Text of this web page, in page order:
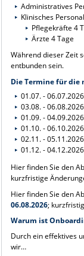
Administratives
Klinisches Personal
Pflegekräfte 4
Ärzte 4 Tage
Während dieser Zeit
entbunden sein.
Die Termine für die
01.07. - 06.07.2026
03.08. - 06.08.2026
01.09. - 04.09.2026
01.10. - 06.10.2026
02.11. - 05.11.2026
01.12. - 04.12.2026
Hier finden Sie den
kurzfristige
Hier finden Sie den
06.08.2026;
Warum ist
Durch ein effektives
wir…